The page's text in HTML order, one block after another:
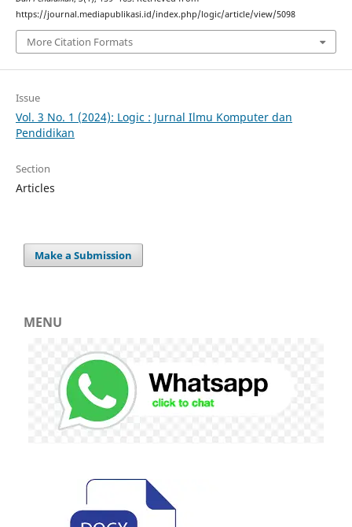
https://journal.mediapublikasi.id/index.php/logic/article/view/5098
More Citation Formats
Issue
Vol. 3 No. 1 (2024): Logic : Jurnal Ilmu Komputer dan
Pendidikan
Section
Articles
Make a Submission
MENU